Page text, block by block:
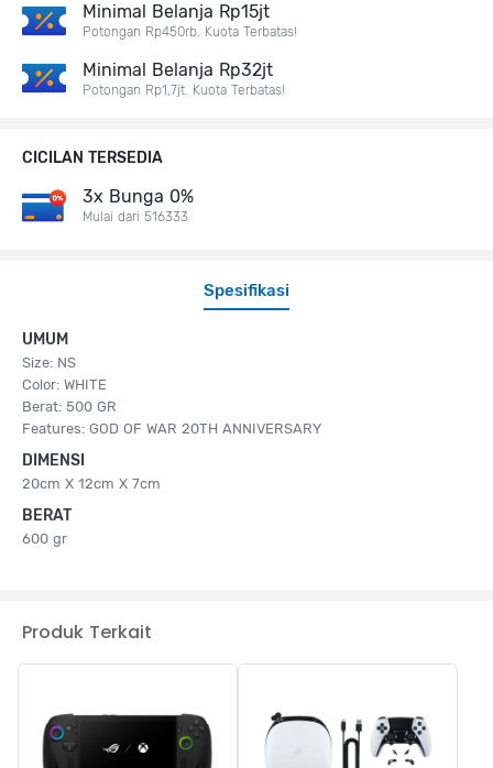
Spesifikasi
UMUM
Size: NS
Color: WHITE
Berat: 500 GR
Features: GOD OF WAR 20TH ANNIVERSARY
DIMENSI
20cm X 12cm X 7cm
BERAT
600 gr
Minimal Belanja Rp15jt
Potongan Rp450rb. Kuota Terbatas!
Minimal Belanja Rp32jt
Potongan Rp1,7jt. Kuota Terbatas!
CICILAN TERSEDIA
3x Bunga 0%
Mulai dari 516333
Produk Terkait